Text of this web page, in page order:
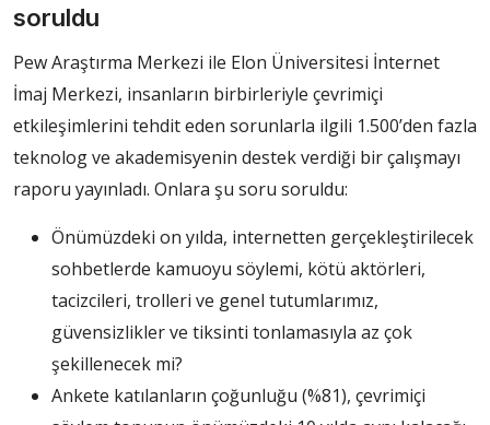
soruldu
Pew Araştırma Merkezi ile Elon Üniversitesi İnternet
İmaj Merkezi, insanların birbirleriyle çevrimiçi
etkileşimlerini tehdit eden sorunlarla ilgili 1.500’den fazla
teknolog ve akademisyenin destek verdiği bir çalışmayı
raporu yayınladı. Onlara şu soru soruldu:
Önümüzdeki on yılda, internetten gerçekleştirilecek
sohbetlerde kamuoyu söylemi, kötü aktörleri,
tacizcileri, trolleri ve genel tutumlarımız,
güvensizlikler ve tiksinti tonlamasıyla az çok
şekillenecek mi?
Ankete katılanların çoğunluğu (%81), çevrimiçi